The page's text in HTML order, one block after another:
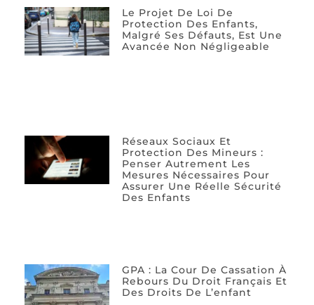
Le Projet De Loi De
Protection Des Enfants,
Malgré Ses Défauts, Est Une
Avancée Non Négligeable
Réseaux Sociaux Et
Protection Des Mineurs :
Penser Autrement Les
Mesures Nécessaires Pour
Assurer Une Réelle Sécurité
Des Enfants
GPA : La Cour De Cassation À
Rebours Du Droit Français Et
Des Droits De L’enfant